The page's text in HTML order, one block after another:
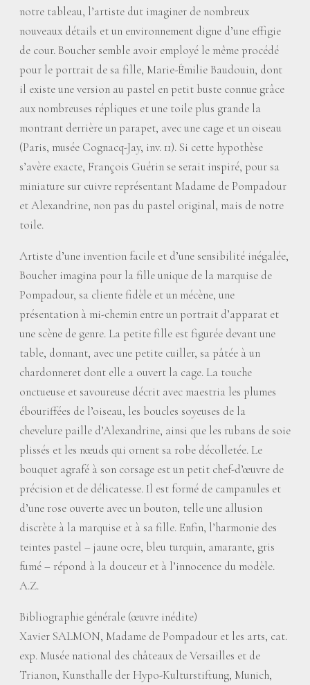
notre tableau, l’artiste dut imaginer de nombreux
nouveaux détails et un environnement digne d’une effigie
de cour. Boucher semble avoir employé le même procédé
pour le portrait de sa fille, Marie-Émilie Baudouin, dont
il existe une version au pastel en petit buste connue grâce
aux nombreuses répliques et une toile plus grande la
montrant derrière un parapet, avec une cage et un oiseau
(Paris, musée Cognacq-Jay, inv. 11). Si cette hypothèse
s’avère exacte, François Guérin se serait inspiré, pour sa
miniature sur cuivre représentant Madame de Pompadour
et Alexandrine, non pas du pastel original, mais de notre
toile.
Artiste d’une invention facile et d’une sensibilité inégalée,
Boucher imagina pour la fille unique de la marquise de
Pompadour, sa cliente fidèle et un mécène, une
présentation à mi-chemin entre un portrait d’apparat et
une scène de genre. La petite fille est figurée devant une
table, donnant, avec une petite cuiller, sa pâtée à un
chardonneret dont elle a ouvert la cage. La touche
onctueuse et savoureuse décrit avec maestria les plumes
ébouriffées de l’oiseau, les boucles soyeuses de la
chevelure paille d’Alexandrine, ainsi que les rubans de soie
plissés et les nœuds qui ornent sa robe décolletée. Le
bouquet agrafé à son corsage est un petit chef-d’œuvre de
précision et de délicatesse. Il est formé de campanules et
d’une rose ouverte avec un bouton, telle une allusion
discrète à la marquise et à sa fille. Enfin, l’harmonie des
teintes pastel – jaune ocre, bleu turquin, amarante, gris
fumé – répond à la douceur et à l’innocence du modèle.
A.Z.
Bibliographie générale (œuvre inédite)
Xavier SALMON, Madame de Pompadour et les arts, cat.
exp. Musée national des châteaux de Versailles et de
Trianon, Kunsthalle der Hypo-Kulturstiftung, Munich,